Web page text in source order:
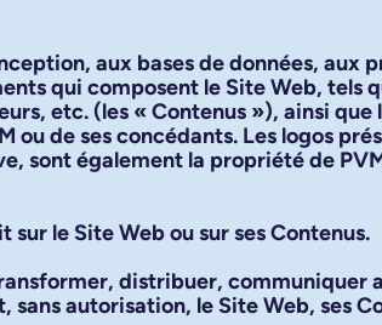
aux bases de données, aux
qui composent le Site Web, tels
etc. (les «Contenus »), ainsi que
ou de ses concédants. Les logos
sont également la propriété de
sur le Site Web ou sur ses Contenus.
distribuer, communiquer
autorisation, le Site Web, ses